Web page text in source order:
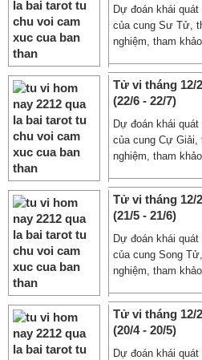
Dự đoán khái
của cung Sư Tử,
nghiệm, tham
Tử vi tháng 12/
(22/6 - 22/7)
Dự đoán khái
của cung Cự Giải,
nghiệm, tham
Tử vi tháng 12/
(21/5 - 21/6)
Dự đoán khái
của cung Song
nghiệm, tham
Tử vi tháng 12/
(20/4 - 20/5)
Dự đoán khái